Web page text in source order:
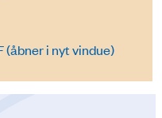
(åbner i nyt vindue)